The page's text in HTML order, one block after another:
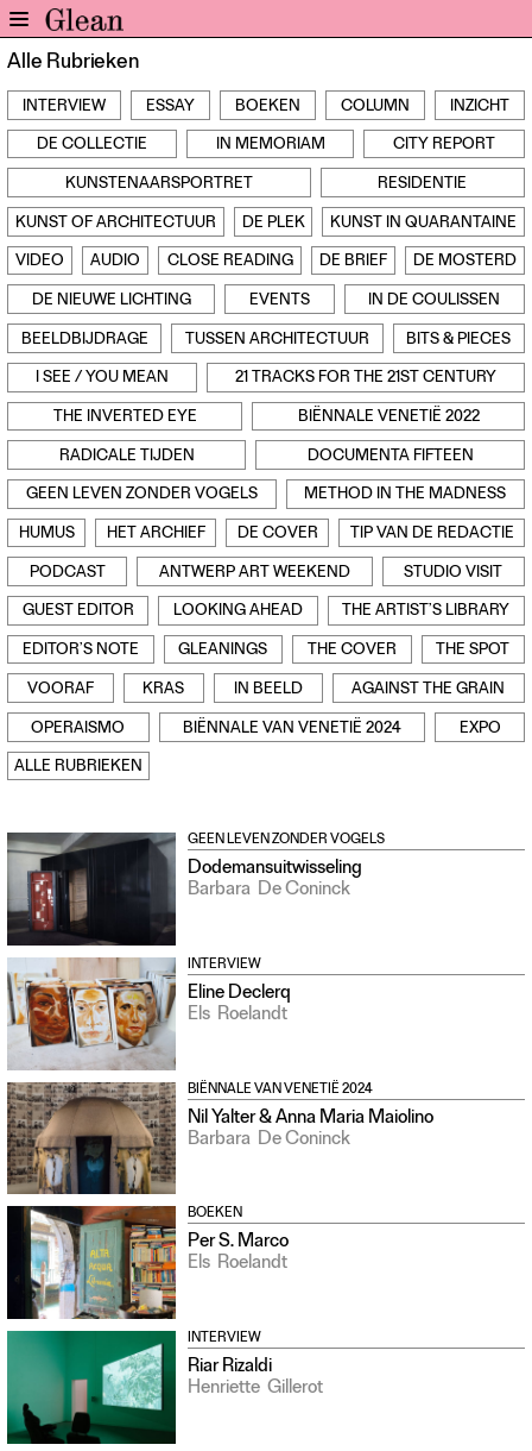
Nieuws
Expo
Interviews
Inzicht
Events
Meer rubrieken
Alle nummers
Aanmelden
Abonneren
Adverteren
Nieuwsbrief
Over GLEAN
Contact
Waar is GLEAN te koop
Privacy
Instagram
Facebook
Alle Rubrieken
INTERVIEW ESSAY BOEKEN COLUMN
INZICHT
DE COLLECTIE
IN MEMORIAM
CITY REPORT
KUNSTENAARSPORTRET
RESIDENTIE
KUNST OF ARCHITECTUUR
DE PLEK
KUNST IN QUARANTAINE
VIDEO
AUDIO CLOSE READING DE BRIEF
DE MOSTERD
DE NIEUWE LICHTING
EVENTS
IN DE COULISSEN
BEELDBIJDRAGE
TUSSEN ARCHITECTUUR
BITS & PIECES
I SEE / YOU MEAN
21 TRACKS FOR THE 21ST CENTURY
THE INVERTED EYE
BIËNNALE VENETIË 2022
RADICALE TIJDEN
DOCUMENTA FIFTEEN
GEEN LEVEN ZONDER VOGELS
METHOD IN THE MADNESS
HUMUS
HET ARCHIEF DE COVER
TIP VAN DE REDACTIE
PODCAST
ANTWERP ART WEEKEND
STUDIO VISIT
GUEST EDITOR
LOOKING AHEAD
THE ARTIST’S LIBRARY
EDITOR’S NOTE
GLEANINGS THE COVER
THE SPOT
VOORAF
KRAS IN BEELD
AGAINST THE GRAIN
OPERAISMO
BIËNNALE VAN VENETIË 2024
EXPO
ALLE RUBRIEKEN
GEEN LEVEN ZONDER VOGELS
Dodemansuitwisseling
Barbara De Coninck
INTERVIEW
Eline Declerq
Els Roelandt
BIËNNALE VAN VENETIË 2024
Nil Yalter & Anna Maria Maiolino
Barbara De Coninck
BOEKEN
Per S. Marco
Els Roelandt
INTERVIEW
Riar Rizaldi
Henriette Gillerot